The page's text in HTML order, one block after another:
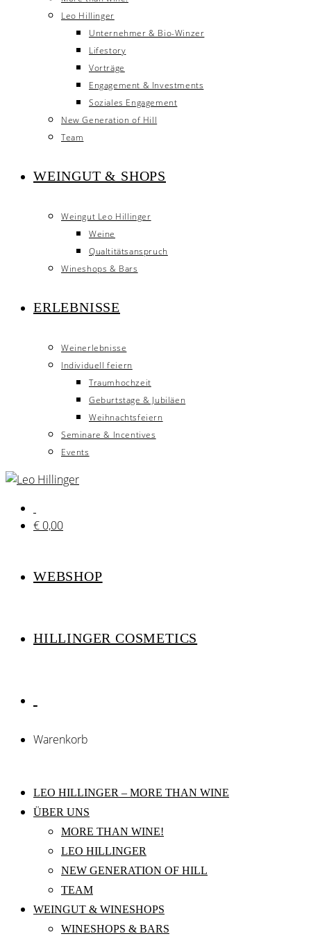
Leo Hillinger
Unternehmer & Bio-Winzer
Lifestory
Vorträge
Engagement & Investments
Soziales Engagement
New Generation of Hill
Team
WEINGUT & SHOPS
Weingut Leo Hillinger
Weine
Qualtitätsanspruch
Wineshops & Bars
ERLEBNISSE
Weinerlebnisse
Individuell feiern
Traumhochzeit
Geburtstage & Jubiläen
Weihnachtsfeiern
Seminare & Incentives
Events
€ 0,00
WEBSHOP
HILLINGER COSMETICS
Warenkorb
LEO HILLINGER – MORE THAN WINE
ÜBER UNS
MORE THAN WINE!
LEO HILLINGER
NEW GENERATION OF HILL
TEAM
WEINGUT & WINESHOPS
WINESHOPS & BARS